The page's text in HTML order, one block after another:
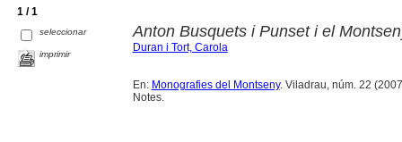
1 / 1
seleccionar
imprimir
Anton Busquets i Punset i el
Duran i Tort, Carola
En: Monografies del Montseny. Viladrau, núm. 22
Notes.